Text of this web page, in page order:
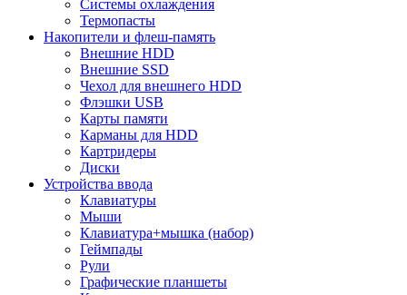
Системы охлаждения
Термопасты
Накопители и флеш-память
Внешние HDD
Внешние SSD
Чехол для внешнего HDD
Флэшки USB
Карты памяти
Карманы для HDD
Картридеры
Диски
Устройства ввода
Клавиатуры
Мыши
Клавиатура+мышка (набор)
Геймпады
Рули
Графические планшеты